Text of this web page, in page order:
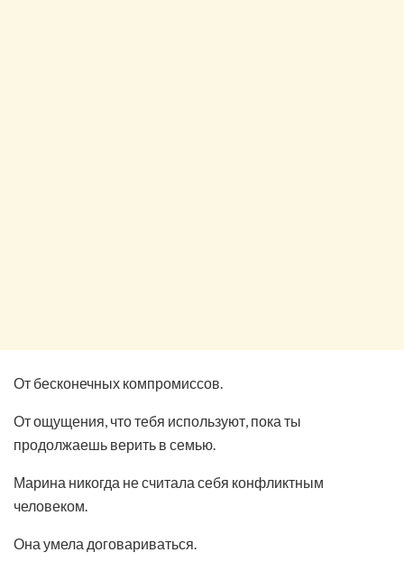
От бесконечных компромиссов.
От ощущения, что тебя используют, пока ты
продолжаешь верить в семью.
Марина никогда не считала себя конфликтным
человеком.
Она умела договариваться.